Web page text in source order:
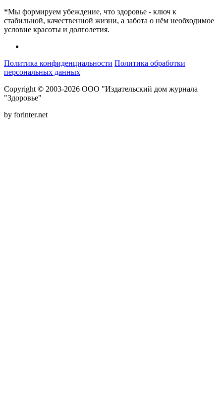
*Мы формируем убеждение, что здоровье - ключ к
стабильной, качественной жизни, а забота о нём необходимое
условие красоты и долголетия.
Политика конфиденциальности Политика обработки
персональных данных
Copyright © 2003-2026 ООО "Издательский дом журнала
"Здоровье"
by forinter.net